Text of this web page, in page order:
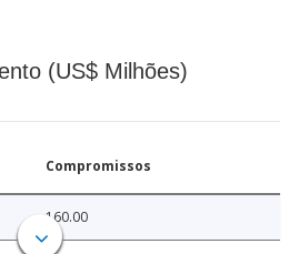
(US$ Milhões)
Compromissos
160.00